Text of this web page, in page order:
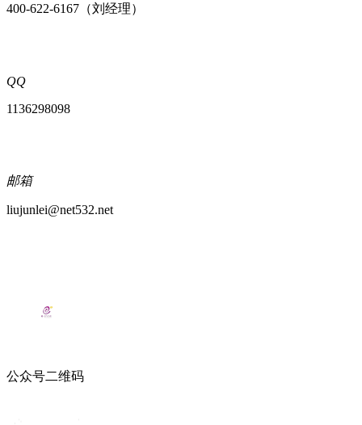
400-622-6167（刘经理）
QQ
1136298098
邮箱
liujunlei@net532.net
公众号二维码